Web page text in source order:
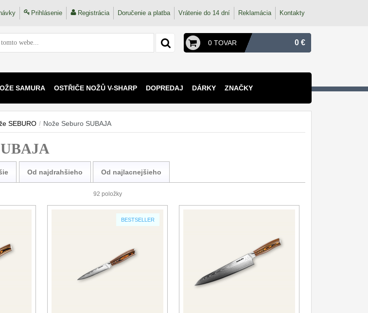
Prihlásenie Registrácia Doručenie a platba Vrátenie do 14 dní Reklamácia Kontakty
0 TOVAR 0 €
SAMURA OSTŘIČE NOŽŮ V-SHARP DOPREDAJ DÁRKY ZNAČKY
SEBURO / Nože Seburo SUBAJA
Od najdrahšieho Od najlacnejšieho
92 položky
BESTSELLER